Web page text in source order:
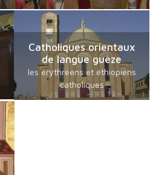
Catholiques orientaux
de langue guèze
les érythréens et éthiopiens
catholiques